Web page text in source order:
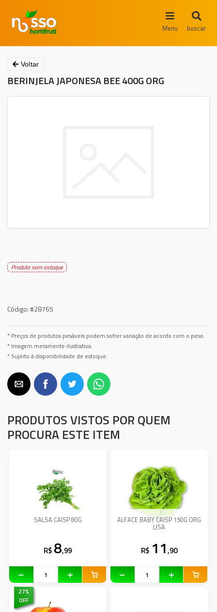
Menu buscar
Voltar
BERINJELA JAPONESA BEE 400G ORG
Produto sem estoque
Código:#28765
* Preços de produtos pesáveis podem sofrer variação de acordo com o peso.
* Imagem meramente ilustrativa.
* Sujeito à disponibilidade de estoque.
PRODUTOS VISTOS POR QUEM
PROCURA ESTE ITEM
SALSA CAISP 80G
R$ 8,99
ALFACE BABY CAISP 150G ORG
LISA
R$ 11,90
27%
OFF